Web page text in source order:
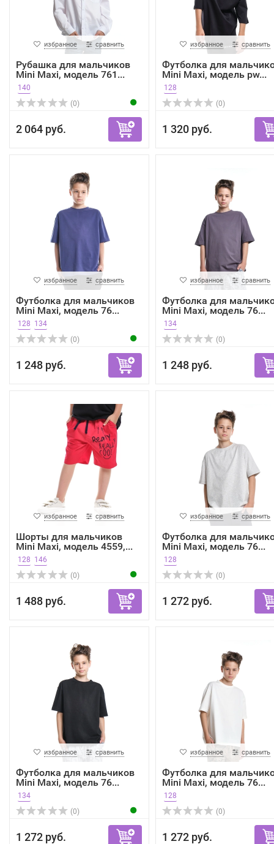
избранное сравнить
Рубашка для мальчиков
Mini Maxi, модель 761...
140
(0)
2 064 руб.
избранное сравнить
Футболка для
Mini Maxi, модель pw...
128
(0)
1 320 руб.
избранное сравнить
Футболка для мальчиков
Mini Maxi, модель 76...
128 134
(0)
1 248 руб.
избранное сравнить
Футболка для
Mini Maxi, модель 76...
134
(0)
1 248 руб.
избранное сравнить
Шорты для мальчиков
Mini Maxi, модель 4559,...
128 146
(0)
1 488 руб.
избранное сравнить
Футболка для
Mini Maxi, модель 76...
128
(0)
1 272 руб.
избранное сравнить
Футболка для мальчиков
Mini Maxi, модель 76...
134
(0)
1 272 руб.
избранное сравнить
Футболка для
Mini Maxi, модель 76...
128
(0)
1 272 руб.